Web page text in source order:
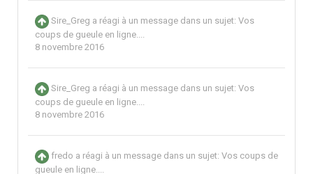
Sire_Greg a réagi à un message dans un sujet: Vos
coups de gueule en ligne....
8 novembre 2016
Sire_Greg a réagi à un message dans un sujet: Vos
coups de gueule en ligne....
8 novembre 2016
fredo a réagi à un message dans un sujet: Vos coups de
gueule en ligne....